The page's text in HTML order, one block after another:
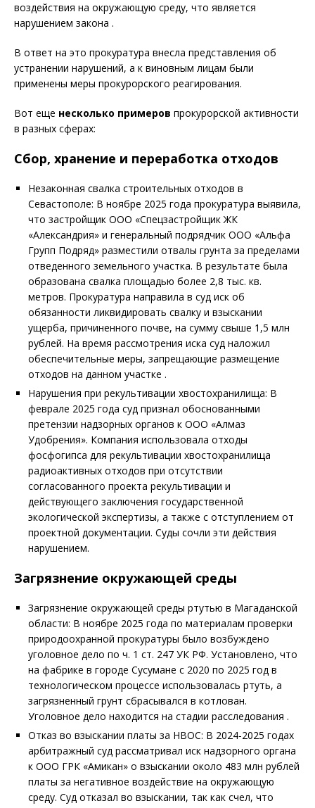
воздействия на окружающую среду, что является
нарушением закона .
В ответ на это прокуратура внесла представления об
устранении нарушений, а к виновным лицам были
применены меры прокурорского реагирования.
Вот еще несколько примеров прокурорской активности
в разных сферах:
Сбор, хранение и переработка отходов
Незаконная свалка строительных отходов в
Севастополе: В ноябре 2025 года прокуратура выявила,
что застройщик ООО «Спецзастройщик ЖК
«Александрия» и генеральный подрядчик ООО «Альфа
Групп Подряд» разместили отвалы грунта за пределами
отведенного земельного участка. В результате была
образована свалка площадью более 2,8 тыс. кв.
метров. Прокуратура направила в суд иск об
обязанности ликвидировать свалку и взыскании
ущерба, причиненного почве, на сумму свыше 1,5 млн
рублей. На время рассмотрения иска суд наложил
обеспечительные меры, запрещающие размещение
отходов на данном участке .
Нарушения при рекультивации хвостохранилища: В
феврале 2025 года суд признал обоснованными
претензии надзорных органов к ООО «Алмаз
Удобрения». Компания использовала отходы
фосфогипса для рекультивации хвостохранилища
радиоактивных отходов при отсутствии
согласованного проекта рекультивации и
действующего заключения государственной
экологической экспертизы, а также с отступлением от
проектной документации. Суды сочли эти действия
нарушением.
Загрязнение окружающей среды
Загрязнение окружающей среды ртутью в Магаданской
области: В ноябре 2025 года по материалам проверки
природоохранной прокуратуры было возбуждено
уголовное дело по ч. 1 ст. 247 УК РФ. Установлено, что
на фабрике в городе Сусумане с 2020 по 2025 год в
технологическом процессе использовалась ртуть, а
загрязненный грунт сбрасывался в котлован.
Уголовное дело находится на стадии расследования .
Отказ во взыскании платы за НВОС: В 2024-2025 годах
арбитражный суд рассматривал иск надзорного органа
к ООО ГРК «Амикан» о взыскании около 483 млн рублей
платы за негативное воздействие на окружающую
среду. Суд отказал во взыскании, так как счел, что